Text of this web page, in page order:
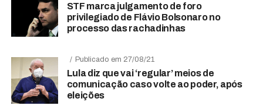
STF marca julgamento de foro
privilegiado de Flávio Bolsonaro no
processo das rachadinhas
Publicado em 27/08/21
Lula diz que vai ‘regular’ meios de
comunicação caso volte ao poder, após
eleições